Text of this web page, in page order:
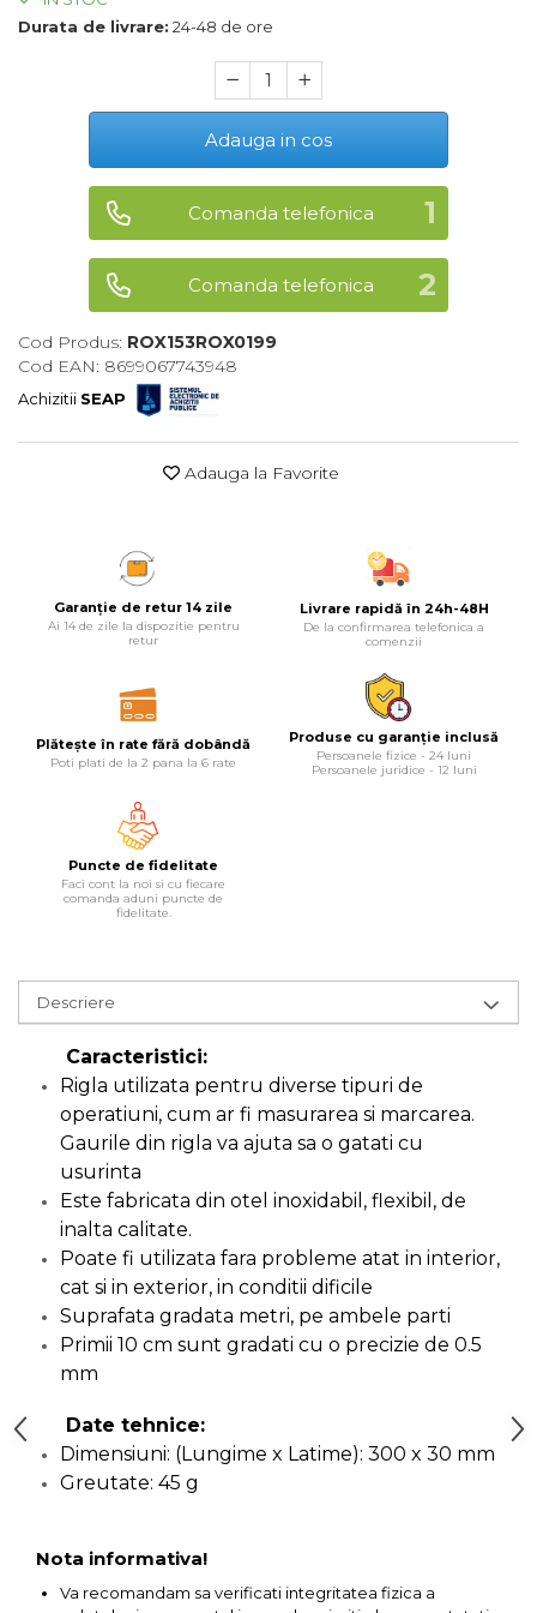
Maturi, Mopuri, Galeti &
Cantare
Rafturi
Baterii & Acumulatori
Baterii AAA
Baterii AA
Corpuri de Iluminat
Lanterne
Echipamente Pentru Service-uri
Auto
Manual
Manometru
Antifurt Bicicleta
Densimetru
Accesorii Auto
Tester Baterie Auto
Cheie Roti
Cheie Filtru Ulei
Capre & Suporti Auto
Pat Mobil Auto
Cric Hidraulic
Set / trusa chei tubulare
Chei Tubulare
Multimetru Digital
Bara Tractare Auto
Presa Hidraulica Tinichigerie
& Suruburi
Presa Hidraulica Ondulare
Cabluri
Durata de livrare: 24-48 de ore
Adauga in cos
Comanda telefonica
Comanda telefonica
Cod Produs: ROX153ROX0199
Cod EAN: 8699067743948
Achizitii SEAP
Adauga la Favorite
Garanție de retur 14 zile
Ai 14 de zile la dispozitie pentru
retur
Livrare rapidă în 24h-48H
De la confirmarea telefonica a
comenzii
Plătește în rate fără dobândă
Poti plati de la 2 pana la 6 rate
Produse cu garanție inclusă
Persoanele fizice - 24 luni
Persoanele juridice - 12 luni
Puncte de fidelitate
Faci cont la noi si cu fiecare
comanda aduni puncte de
fidelitate.
Descriere
Caracteristici:
Rigla utilizata pentru diverse tipuri de
operatiuni, cum ar fi masurarea si marcarea.
Gaurile din rigla va ajuta sa o gatati cu
usurinta
Este fabricata din otel inoxidabil, flexibil, de
inalta calitate.
Poate fi utilizata fara probleme atat in interior,
cat si in exterior, in conditii dificile
Suprafata gradata metri, pe ambele parti
Primii 10 cm sunt gradati cu o precizie de 0.5
mm
Date tehnice:
Dimensiuni: (Lungime x Latime): 300 x 30 mm
Greutate: 45 g
Nota informativa!
Va recomandam sa verificati integritatea fizica a